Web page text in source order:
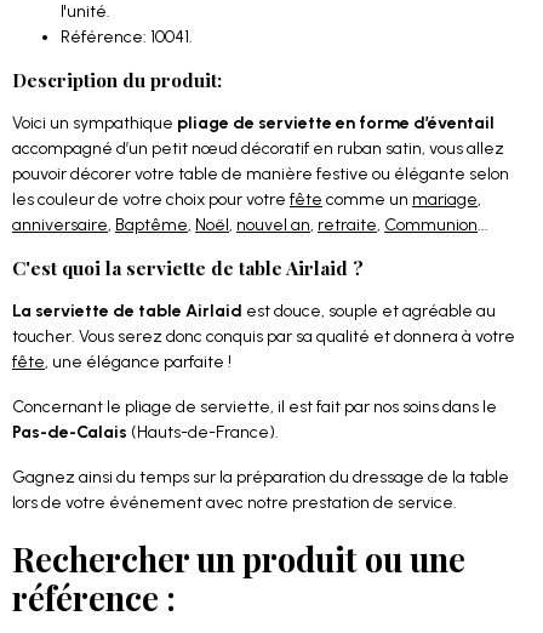
l'unité.
Référence: 10041.
Description du produit:
Voici un sympathique pliage de serviette en forme d’éventail
accompagné d’un petit nœud décoratif en ruban satin, vous allez
pouvoir décorer votre table de manière festive ou élégante selon
les couleur de votre choix pour votre fête comme un mariage,
anniversaire, Baptême, Noël, nouvel an, retraite, Communion...
C'est quoi la serviette de table Airlaid ?
La serviette de table Airlaid est douce, souple et agréable au
toucher. Vous serez donc conquis par sa qualité et donnera à votre
fête, une élégance parfaite !
Concernant le pliage de serviette, il est fait par nos soins dans le
Pas-de-Calais (Hauts-de-France).
Gagnez ainsi du temps sur la préparation du dressage de la table
lors de votre événement avec notre prestation de service.
Rechercher un produit ou une
référence :